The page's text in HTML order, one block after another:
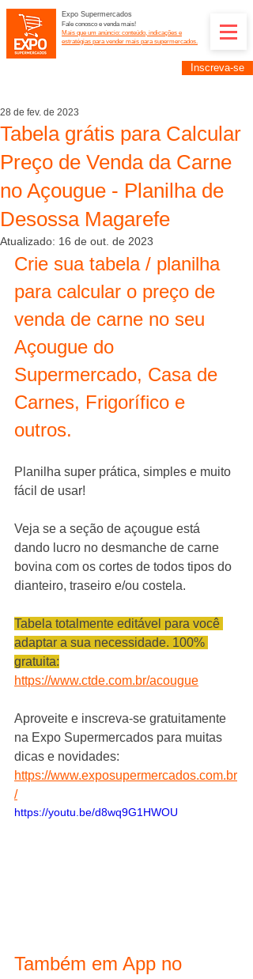
Expo Supermercados
Fale conosco e venda mais!
Mais que um anúncio: conteúdo, indicações e
estratégias para vender mais para supermercados.
Inscreva-se
Tabela grátis para Calcular
Preço de Venda da Carne
no Açougue - Planilha de
Desossa Magarefe
28 de fev. de 2023
Atualizado: 16 de out. de 2023
Crie sua tabela / planilha
para calcular o preço de
venda de carne no seu
Açougue do
Supermercado, Casa de
Carnes, Frigorífico e
outros.
Planilha super prática, simples e muito
fácil de usar!
Veja se a seção de açougue está
dando lucro no desmanche de carne
bovina com os cortes de todos tipos do
dianteiro, traseiro e/ou costela.
Tabela totalmente editável para você
adaptar a sua necessidade. 100%
gratuita:
https://www.ctde.com.br/acougue
Aproveite e inscreva-se gratuitamente
na Expo Supermercados para muitas
dicas e novidades:
https://www.exposupermercados.com.br
/
https://youtu.be/d8wq9G1HWOU
Também em App no